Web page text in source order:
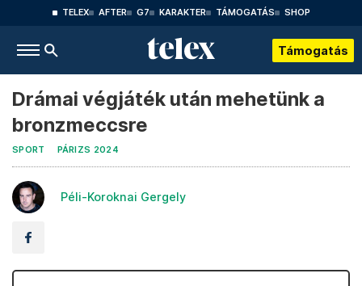
TELEX AFTER G7 KARAKTER TÁMOGATÁS SHOP
Támogatás
Drámai végjáték után mehetünk a
bronzmeccsre
SPORT PÁRIZS 2024
Péli-Koroknai Gergely